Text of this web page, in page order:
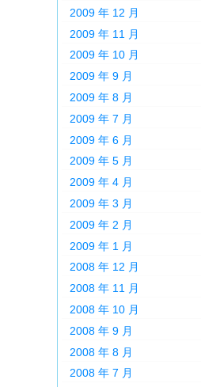
2009 年 12 月
2009 年 11 月
2009 年 10 月
2009 年 9 月
2009 年 8 月
2009 年 7 月
2009 年 6 月
2009 年 5 月
2009 年 4 月
2009 年 3 月
2009 年 2 月
2009 年 1 月
2008 年 12 月
2008 年 11 月
2008 年 10 月
2008 年 9 月
2008 年 8 月
2008 年 7 月